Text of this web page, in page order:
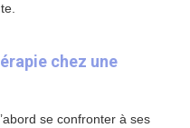
chez une
se confronter à ses